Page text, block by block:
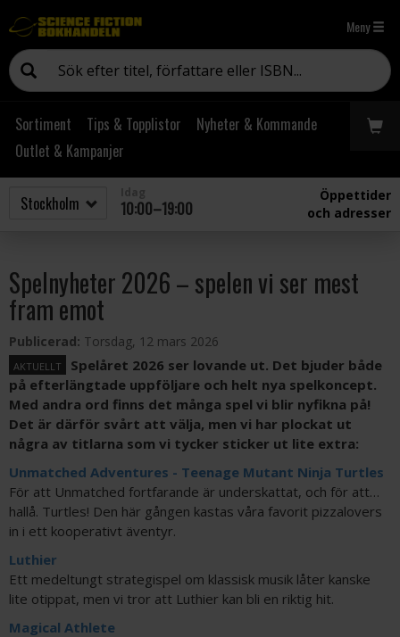
Meny
Sortiment Tips & Topplistor
Nyheter & Kommande
Outlet & Kampanjer
10:00–19:00
Öppettider
och adresser
Spelnyheter 2026 – spelen vi ser mest
fram emot
Publicerad: Torsdag, 12 mars 2026
AKTUELLT
Spelåret 2026 ser lovande ut. Det bjuder både
på efterlängtade uppföljare och helt nya spelkoncept.
Med andra ord finns det många spel vi blir nyfikna på!
Det är därför svårt att välja, men vi har plockat ut
några av titlarna som vi tycker sticker ut lite extra:
Unmatched Adventures - Teenage Mutant Ninja Turtles
För att Unmatched fortfarande är underskattat, och för att…
hallå. Turtles! Den här gången kastas våra favorit pizzalovers
in i ett kooperativt äventyr.
Luthier
Ett medeltungt strategispel om klassisk musik låter kanske
lite otippat, men vi tror att Luthier kan bli en riktig hit.
Magical Athlete